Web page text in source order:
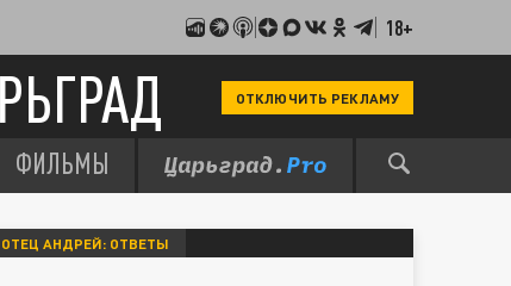
18+
ОТКЛЮЧИТЬ РЕКЛАМУ
ФИЛЬМЫ
ОТЕЦ АНДРЕЙ: ОТВЕТЫ